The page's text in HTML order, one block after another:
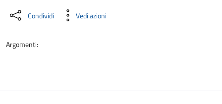
Condividi Vedi azioni
Argomenti: